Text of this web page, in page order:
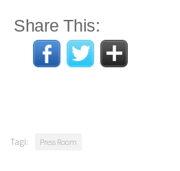
Share This:
Tagi: Press Room